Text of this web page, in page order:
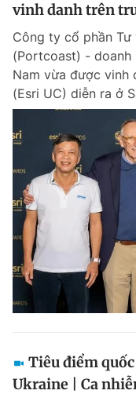
Đọc Thanh Niên
Theo dõi báo trên
Hotline
0906 645 777
Đặt báo Quảng cáo
Phó tổng biên tập: Lâm
Phó tổng biên tập: Trần
Tổng thư ký tòa soạn:
vinh danh trên
Công ty cổ phần Tư
(Portcoast) - doanh
Nam vừa được vinh
(Esri UC) diễn ra ở
Tiêu điểm
Ukraine | Ca